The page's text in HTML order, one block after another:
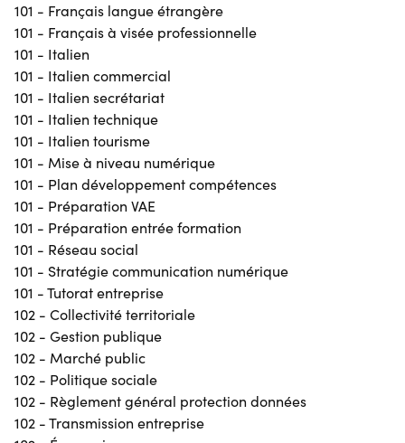
101 - Français langue étrangère
101 - Français à visée professionnelle
101 - Italien
101 - Italien commercial
101 - Italien secrétariat
101 - Italien technique
101 - Italien tourisme
101 - Mise à niveau numérique
101 - Plan développement compétences
101 - Préparation VAE
101 - Préparation entrée formation
101 - Réseau social
101 - Stratégie communication numérique
101 - Tutorat entreprise
102 - Collectivité territoriale
102 - Gestion publique
102 - Marché public
102 - Politique sociale
102 - Règlement général protection données
102 - Transmission entreprise